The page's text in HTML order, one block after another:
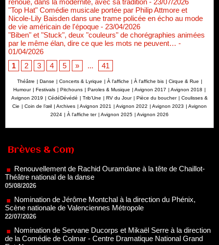
renoue, dans la modernité, avec sa tradition - 23/07/2026
"Top Hat" Comédie musicale portée par Philip Attmore et
Nicole-Lily Baisden dans une trame policée en écho au mode
de vie américain de l'époque - 23/04/2026
"Biben" et "Stuck", deux "couleurs" de chorégraphies animées
par le même élan, dire ce que les mots ne peuvent… -
01/04/2026
1
2 3 4 5 » ... 41
Théâtre Danse Concerts & Lyrique À l'affiche À l'affiche bis Cirque & Rue
Humour
Festivals Pitchouns Paroles & Musique Avignon 2017 Avignon 2018
Avignon 2019
CédéDévédé Trib'Une RV du Jour Pièce du boucher
Coulisses &
Cie
Coin de l’œil Archives Avignon 2021 Avignon 2022 Avignon 2023
Avignon
2024
À l'affiche ter Avignon 2025 Avignon 2026
Brèves & Com
05/08/2026
Scène nationale de Valenciennes Métropole
22/07/2026
de la Comédie de Colmar - Centre Dramatique National Grand
Est Alsace
07/07/2026
Thomas Jolly et Laëtitia Guédon nommés à la direction du
TNP